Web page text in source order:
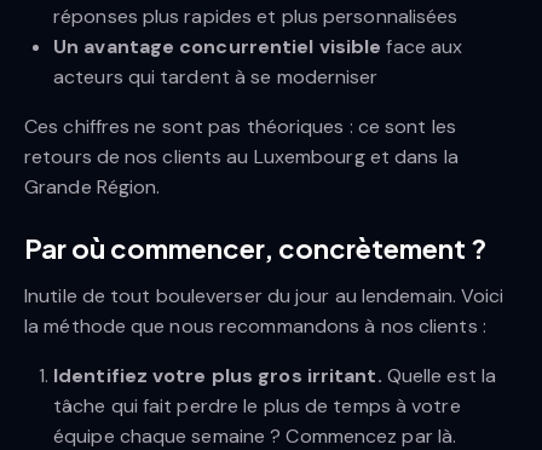
réponses plus rapides et plus personnalisées
Un avantage concurrentiel visible face aux
acteurs qui tardent à se moderniser
Ces chiffres ne sont pas théoriques : ce sont les
retours de nos clients au Luxembourg et dans la
Grande Région.
Par où commencer, concrètement ?
Inutile de tout bouleverser du jour au lendemain. Voici
la méthode que nous recommandons à nos clients :
Identifiez votre plus gros irritant. Quelle est la
tâche qui fait perdre le plus de temps à votre
équipe chaque semaine ? Commencez par là.